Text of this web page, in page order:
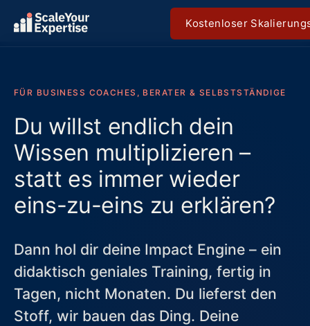
Kostenloser
FÜR BUSINESS COACHES, BERATER & SELBSTSTÄNDIGE
Du willst endlich dein
Wissen multiplizieren –
statt es immer wieder
eins-zu-eins zu erklären?
Dann hol dir deine Impact Engine – ein
didaktisch geniales Training, fertig in
Tagen, nicht Monaten. Du lieferst den
Stoff, wir bauen das Ding. Deine